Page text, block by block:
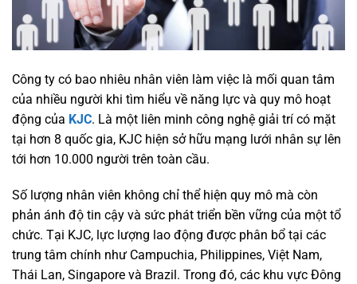
Công ty có bao nhiêu nhân viên làm việc là mối quan tâm
của nhiều người khi tìm hiểu về năng lực và quy mô hoạt
động của KJC. Là một liên minh công nghệ giải trí có mặt
tại hơn 8 quốc gia, KJC hiện sở hữu mạng lưới nhân sự lên
tới hơn 10.000 người trên toàn cầu.
Số lượng nhân viên không chỉ thể hiện quy mô mà còn
phản ánh độ tin cậy và sức phát triển bền vững của một tổ
chức. Tại KJC, lực lượng lao động được phân bổ tại các
trung tâm chính như Campuchia, Philippines, Việt Nam,
Thái Lan, Singapore và Brazil. Trong đó, các khu vực Đông